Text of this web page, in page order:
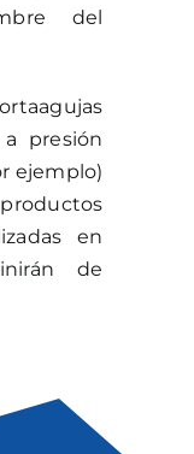
del
presión
ejemplo)
en
de